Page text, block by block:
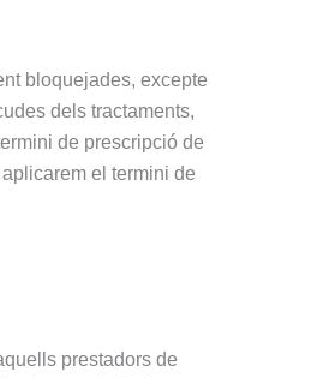
bloquejades, excepte
dels tractaments,
de prescripció de
el termini de
prestadors de